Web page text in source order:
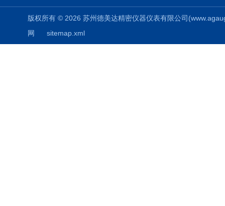
版权所有 © 2026 苏州德美达精密仪器仪表有限公司
网
sitemap.xml